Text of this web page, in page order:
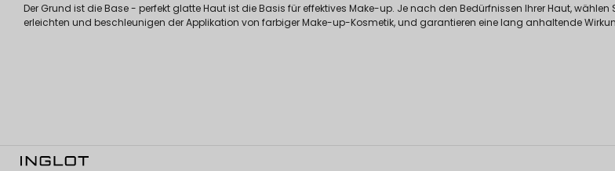
Der Grund ist die Base - perfekt glatte Haut ist die Basis für effektives Make-up. Je nach den Bedürfnissen Ihrer Haut, wählen
erleichten und beschleunigen der Applikation von farbiger Make-up-Kosmetik, und garantieren eine lang anhaltende